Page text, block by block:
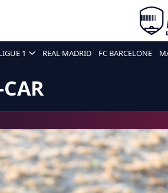
1 REAL MADRID FC BARCELONE